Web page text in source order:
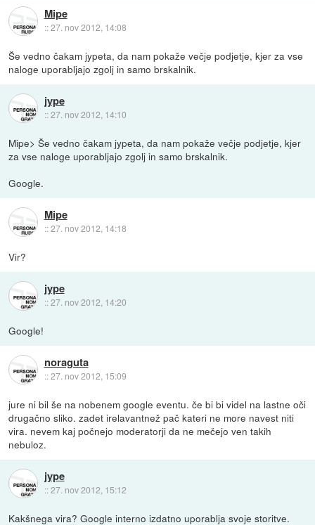
Mipe
::27. nov 2012, 14:08
Še vedno čakam jypeta, da nam pokaže večje podjetje, kjer za vse
naloge uporabljajo zgolj in samo brskalnik.
jype
::27. nov 2012, 14:10
Mipe> Še vedno čakam jypeta, da nam pokaže večje podjetje, kjer
za vse naloge uporabljajo zgolj in samo brskalnik.
Google.
Mipe
::27. nov 2012, 14:18
Vir?
jype
::27. nov 2012, 14:20
Google!
noraguta
::27. nov 2012, 15:09
jure ni bil še na nobenem google eventu. če bi bi videl na lastne oči
drugačno sliko. zadet irelavantnež pač kateri ne more navest niti
vira. nevem kaj počnejo moderatorji da ne mečejo ven takih
nebuloz.
jype
::27. nov 2012, 15:12
Kakšnega vira? Google interno izdatno uporablja svoje storitve.